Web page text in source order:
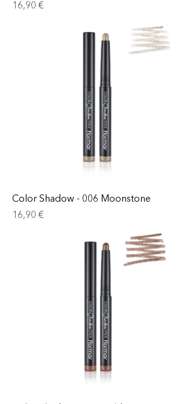
Prix
16,90 €
Color Shadow - 006 Moonstone
Prix
16,90 €